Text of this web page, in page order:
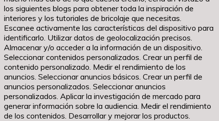
los siguientes blogs para obtener toda la inspiración de
interiores y los tutoriales de bricolaje que necesitas.
Escanee activamente las características del dispositivo para
identificarlo. Utilizar datos de geolocalización precisos.
Almacenar y/o acceder a la información de un dispositivo.
Seleccionar contenidos personalizados. Crear un perfil de
contenido personalizado. Medir el rendimiento de los
anuncios. Seleccionar anuncios básicos. Crear un perfil de
anuncios personalizados. Seleccionar anuncios
personalizados. Aplicar la investigación de mercado para
generar información sobre la audiencia. Medir el rendimiento
de los contenidos. Desarrollar y mejorar los productos.